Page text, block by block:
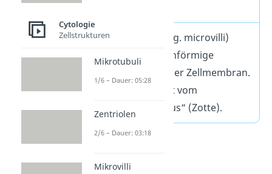
Die Mikrovilli (eng. microvilli)
sind kleine, fadenförmige
Ausstülpungen der Zellmembran.
Ihr Name kommt vom
lateinischen „villus“ (Zotte).
Cytologie
Zellstrukturen
Mikrotubuli
1/6 – Dauer: 05:28
Zentriolen
2/6 – Dauer: 03:18
Mikrovilli